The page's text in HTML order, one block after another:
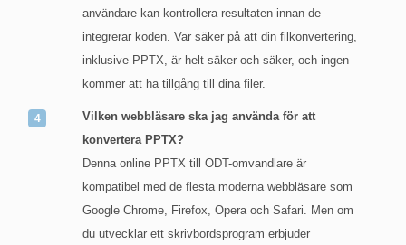
användare kan kontrollera resultaten innan de
integrerar koden. Var säker på att din filkonvertering,
inklusive PPTX, är helt säker och säker, och ingen
kommer att ha tillgång till dina filer.
Vilken webbläsare ska jag använda för att
konvertera PPTX?
Denna online PPTX till ODT-omvandlare är
kompatibel med de flesta moderna webbläsare som
Google Chrome, Firefox, Opera och Safari. Men om
du utvecklar ett skrivbordsprogram erbjuder